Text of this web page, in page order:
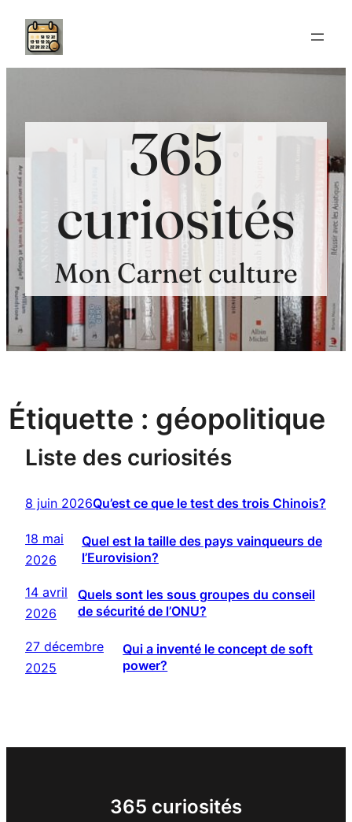
Aller
contenu
365
curiosités
Mon Carnet culture
Étiquette : géopolitique
Liste des curiosités
8 juin 2026Qu’est ce que le test des trois Chinois?
18 mai
2026
Quel est la taille des pays vainqueurs de
l’Eurovision?
14 avril
2026
Quels sont les sous groupes du conseil
de sécurité de l’ONU?
27 décembre
2025
Qui a inventé le concept de soft
power?
365 curiosités